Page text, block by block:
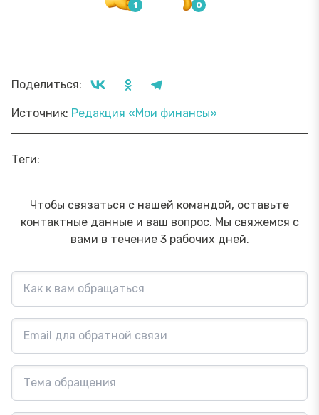
Поделиться:
Источник: Редакция «Мои финансы»
Теги:
Чтобы связаться с нашей командой, оставьте
контактные данные и ваш вопрос. Мы свяжемся с
вами в течение 3 рабочих дней.